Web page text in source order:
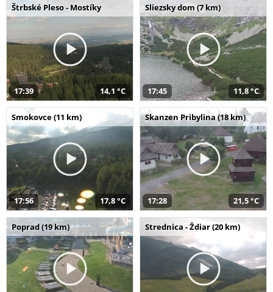
Štrbské Pleso - Mostíky
17:39 14,1 °C
Sliezsky dom (7 km)
17:45 11,8 °C
Smokovce (11 km)
17:56 17,8 °C
Skanzen Pribylina (18 km)
17:28 21,5 °C
Poprad (19 km) Strednica - Ždiar (20 km)